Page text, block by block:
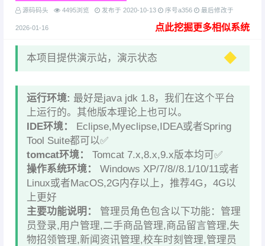
源码码头 4495浏览 发布于 2020-10-13 序号a356 最后修改于
2026-01-16 点此挖掘更多相似系统
本项目提供演示站，演示状态
运行环境: 最好是java jdk 1.8，我们在这个平台
上运行的。其他版本理论上也可以。
IDE环境：
Eclipse,Myeclipse,IDEA或者Spring
Tool Suite都可以✅
tomcat环境：
Tomcat 7.x,8.x,9.x版本均可✅
操作系统环境：
Windows XP/7/8//8.1/10/11或者
Linux或者MacOS,2G内存以上，推荐4G，4G以
上更好
主要功能说明：
管理员角色包含以下功能：管理
员登录,用户管理,二手商品管理,商品留言管理,失
物招领管理,新闻资讯管理,校车时刻管理,管理员